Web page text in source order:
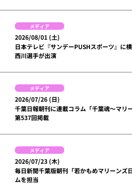
メディア
2026/08/01 (土)
日本テレビ『サンデーPUSHスポーツ』に横
西川選手が出演
メディア
2026/07/26 (日)
千葉日報朝刊に連載コラム「千葉魂～マリ
第537回掲載
メディア
2026/07/23 (木)
毎日新聞千葉版朝刊「若かもめマリーンズ
ムを担当